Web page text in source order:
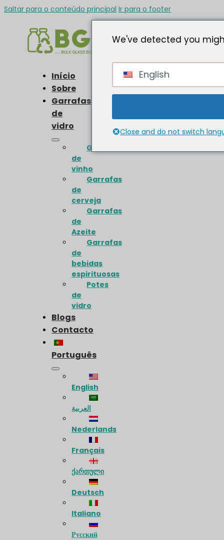
Saltar para o conteúdo principal Ir para o footer
Início
Sobre
Garrafas
de
vidro
Garrafas
de
vinho
Garrafas
de
cerveja
Garrafas
de
Azeite
Garrafas
de
bebidas
espirituosas
Potes
de
vidro
Blogs
Contacto
Português
English
العربية
Nederlands
Français
ქართული
Deutsch
Italiano
Русский
We've detected you
English
Close and do not switch